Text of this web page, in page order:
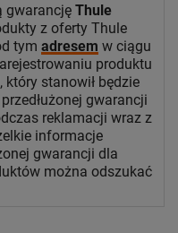
gwarancję Thule
z oferty Thule
tym adresem w ciągu
produktu
stanowił będzie
gwarancji
reklamacji wraz z
informacje
gwarancji dla
można odszukać